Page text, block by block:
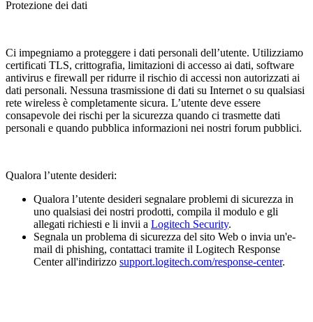
Protezione dei dati
Ci impegniamo a proteggere i dati personali dell’utente. Utilizziamo
certificati TLS, crittografia, limitazioni di accesso ai dati, software
antivirus e firewall per ridurre il rischio di accessi non autorizzati ai
dati personali. Nessuna trasmissione di dati su Internet o su qualsiasi
rete wireless è completamente sicura. L’utente deve essere
consapevole dei rischi per la sicurezza quando ci trasmette dati
personali e quando pubblica informazioni nei nostri forum pubblici.
Qualora l’utente desideri:
Qualora l’utente desideri segnalare problemi di sicurezza in
uno qualsiasi dei nostri prodotti, compila il modulo e gli
allegati richiesti e li invii a Logitech Security.
Segnala un problema di sicurezza del sito Web o invia un'e-
mail di phishing, contattaci tramite il Logitech Response
Center all'indirizzo support.logitech.com/response-center.